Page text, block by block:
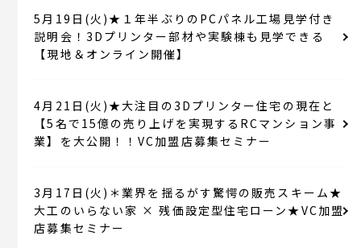
5月19日(火)★１年半ぶりのPCパネル工場見学付き
説明会！3Dプリンター部材や実験棟も見学できる
【現地＆オンライン開催】
4月21日(火)★大注目の3Dプリンター住宅の現在と
【5名で15億の売り上げを実現するRCマンション事
業】を大公開！！VC加盟店募集セミナー
3月17日(火)＊業界を揺るがす驚愕の販売スキーム★
大工のいらない家 × 残価設定型住宅ローン★VC加盟
店募集セミナー